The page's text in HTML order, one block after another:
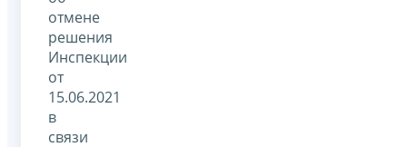
отмене
решения
Инспекции
от
15.06.2021
в
связи